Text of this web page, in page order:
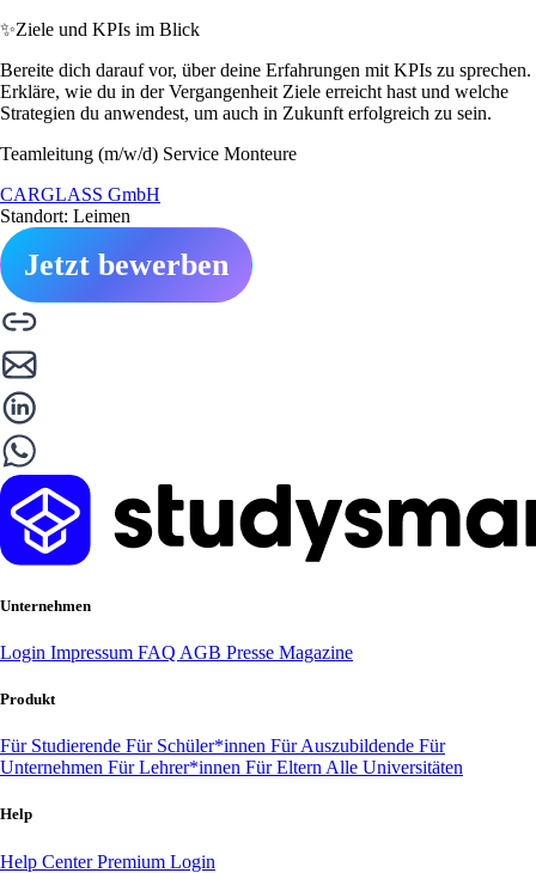
✨Ziele und KPIs im Blick
Bereite dich darauf vor, über deine Erfahrungen mit KPIs zu sprechen.
Erkläre, wie du in der Vergangenheit Ziele erreicht hast und welche
Strategien du anwendest, um auch in Zukunft erfolgreich zu sein.
Teamleitung (m/w/d) Service Monteure
CARGLASS GmbH
Standort: Leimen
Jetzt bewerben
Unternehmen
Login Impressum FAQ AGB Presse Magazine
Produkt
Für Studierende Für Schüler*innen Für Auszubildende Für
Unternehmen Für Lehrer*innen Für Eltern Alle Universitäten
Help
Help CenterPremium Login